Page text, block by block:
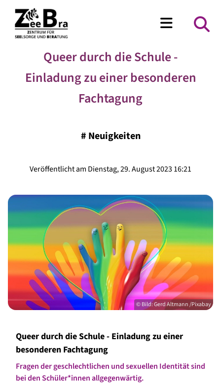
Queer durch die Schule -
Einladung zu einer besonderen
Fachtagung
# Neuigkeiten
Veröffentlicht am Dienstag, 29. August 2023 16:21
© Bild: Gerd Altmann /Pixabay
Queer durch die Schule - Einladung zu einer
besonderen Fachtagung
Fragen der geschlechtlichen und sexuellen Identität sind
bei denSchüler*innen allgegenwärtig.